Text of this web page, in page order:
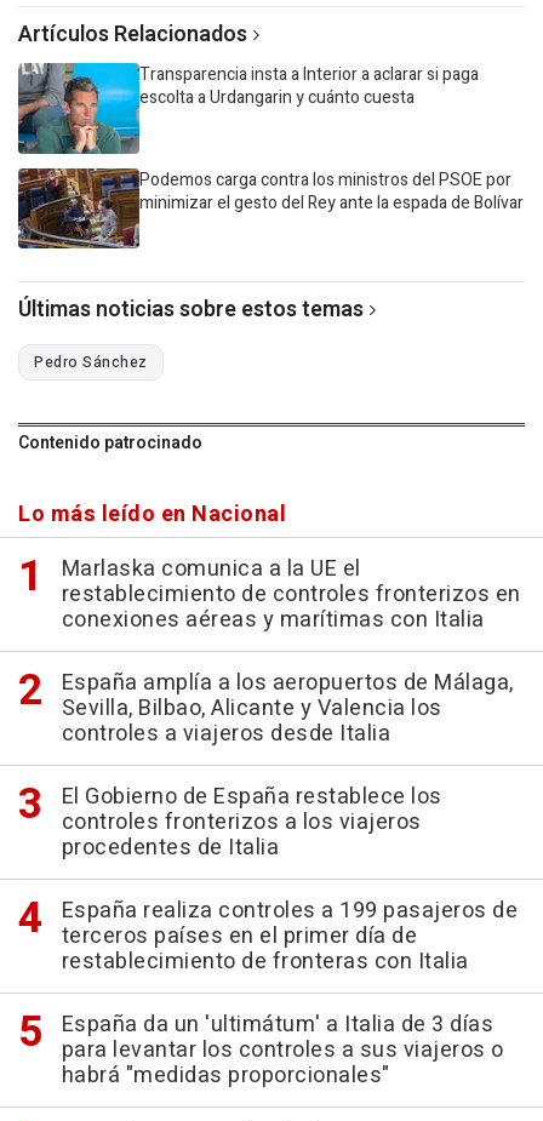
Artículos Relacionados
Transparencia insta a Interior a aclarar si paga
escolta a Urdangarin y cuánto cuesta
Podemos carga contra los ministros del PSOE por
minimizar el gesto del Rey ante la espada de Bolívar
Últimas noticias sobre estos temas
Pedro Sánchez
Contenido patrocinado
Lo más leído en Nacional
Marlaska comunica a la UE el
restablecimiento de controles fronterizos en
conexiones aéreas y marítimas con Italia
España amplía a los aeropuertos de Málaga,
Sevilla, Bilbao, Alicante y Valencia los
controles a viajeros desde Italia
El Gobierno de España restablece los
controles fronterizos a los viajeros
procedentes de Italia
España realiza controles a 199 pasajeros de
terceros países en el primer día de
restablecimiento de fronteras con Italia
España da un 'ultimátum' a Italia de 3 días
para levantar los controles a sus viajeros o
habrá "medidas proporcionales"